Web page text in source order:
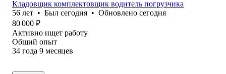
Кладовщик комплектовщик водитель погрузчика
56 лет • Был сегодня • Обновлено сегодня
80 000 ₽
Активно ищет работу
Общий опыт
34 года 9 месяцев